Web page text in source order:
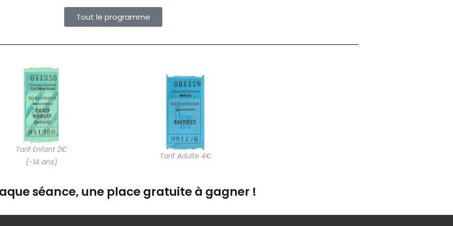
Tout le programme
Tarif Enfant 2€
(-14 ans)
Tarif Adulte 4€
séance, une place gratuite à gagner !